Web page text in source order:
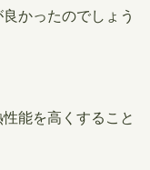
かったのでしょう
能を高くすること